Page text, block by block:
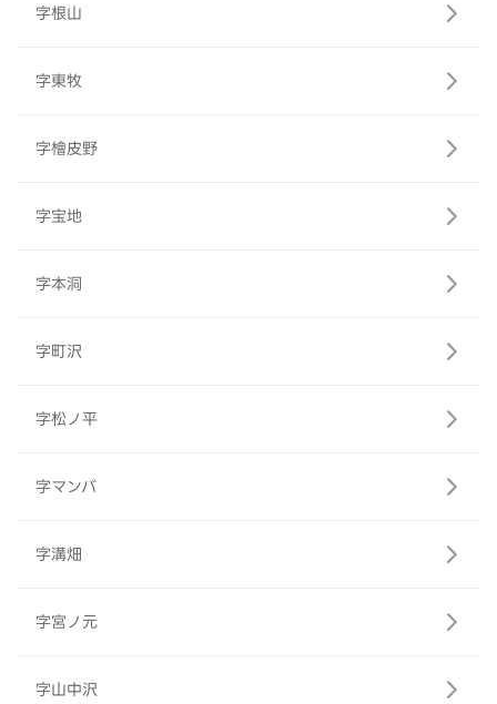
字根山
字東牧
字檜皮野
字宝地
字本洞
字町沢
字松ノ平
字マンバ
字溝畑
字宮ノ元
字山中沢